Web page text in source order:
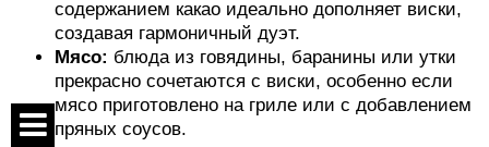
содержанием какао идеально дополняет виски,
создавая гармоничный дуэт.
Мясо: блюда из говядины, баранины или утки
прекрасно сочетаются с виски, особенно если
мясо приготовлено на гриле или с добавлением
пряных соусов.